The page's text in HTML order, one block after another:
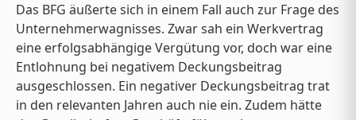
Das BFG äußerte sich in einem Fall auch zur Frage des
Unternehmerwagnisses. Zwar sah ein Werkvertrag
eine erfolgsabhängige Vergütung vor, doch war eine
Entlohnung bei negativem Deckungsbeitrag
ausgeschlossen. Ein negativer Deckungsbeitrag trat
in den relevanten Jahren auch nie ein. Zudem hätte